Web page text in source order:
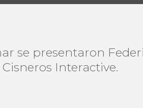
se presentaron
Interactive.